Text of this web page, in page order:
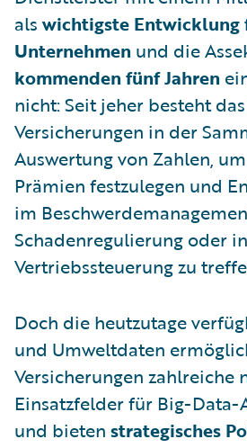
als wichtigste Entwicklung
Unternehmen und die
kommenden fünf Jahren
nicht: Seit jeher besteht
Versicherungen in der
Auswertung von Zahlen,
Prämien festzulegen und
im
Schadenregulierung oder
Vertriebssteuerung zu
Doch die heutzutage
und Umweltdaten
Versicherungen zahlreiche
Einsatzfelder für Big-Data-
und bieten strategisches